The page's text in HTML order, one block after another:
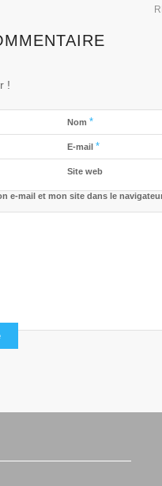
!
Nom*
E-mail*
Site web
e-mail et mon site dans le